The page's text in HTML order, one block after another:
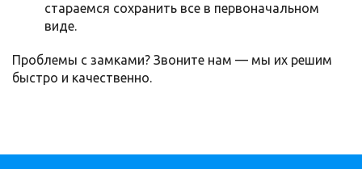
стараемся сохранить все в первоначальном
виде.
Проблемы с замками? Звоните нам — мы их решим
быстро и качественно.